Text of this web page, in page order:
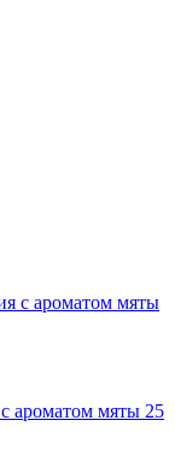
ароматом мяты 25